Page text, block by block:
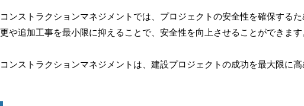
コンストラクションマネジメントでは、プロジェクトの安全性を確保する
更や追加工事を最小限に抑えることで、安全性を向上させることができます
コンストラクションマネジメントは、建設プロジェクトの成功を最大限に